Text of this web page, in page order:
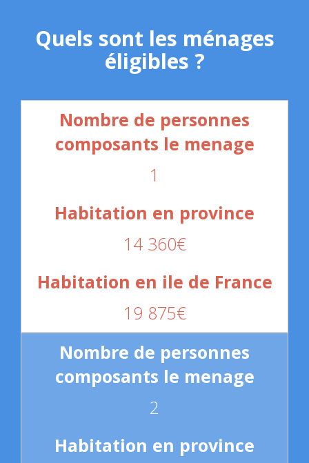
Quels sont les ménages
éligibles ?
1
14 360€
19 875€
2